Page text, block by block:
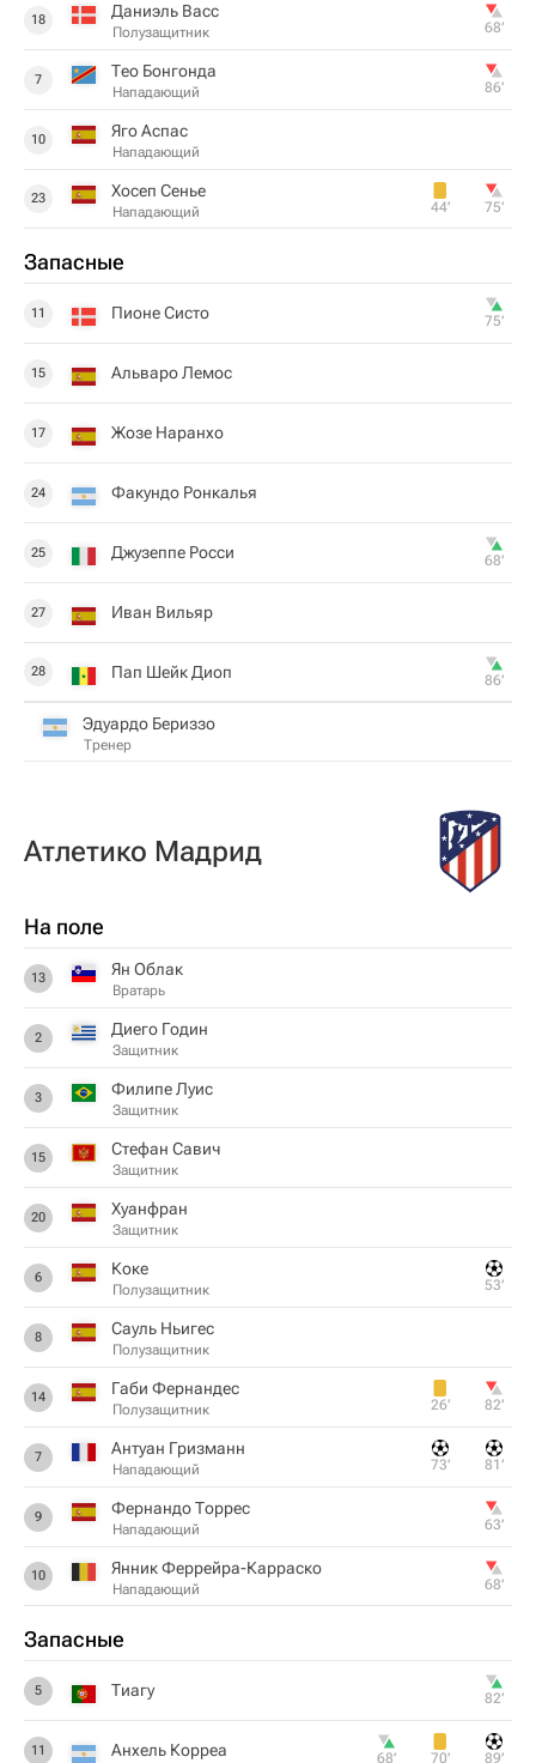
18 Даниэль Васс
Полузащитник 68‎’‎
7 Тео Бонгонда
Нападающий 86‎’‎
10 Яго Аспас
Нападающий
23 Хосеп Сенье
Нападающий 44‎’‎ 75‎’‎
Запасные
11 Пионе Систо 75‎’‎
15 Альваро Лемос
17 Жозе Наранхо
24 Факундо Ронкалья
25 Джузеппе Росси 68‎’‎
27 Иван Вильяр
28 Пап Шейк Диоп 86‎’‎
Эдуардо Бериззо
Тренер
Атлетико Мадрид
На поле
13 Ян Облак
Вратарь
2 Диего Годин
Защитник
3 Филипе Луис
Защитник
15 Стефан Савич
Защитник
20 Хуанфран
Защитник
6 Коке
Полузащитник 53‎’‎
8 Сауль Ньигес
Полузащитник
14 Габи Фернандес
Полузащитник 26‎’‎ 82‎’‎
7 Антуан Гризманн
Нападающий 73‎’‎ 81‎’‎
9 Фернандо Торрес
Нападающий 63‎’‎
10 Янник Феррейра-Карраско
Нападающий 68‎’‎
Запасные
5 Тиагу 82‎’‎
11 Анхель Корреа 68‎’‎ 70‎’‎ 89‎’‎